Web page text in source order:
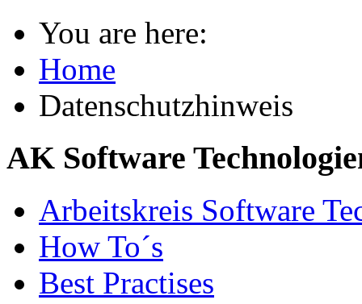
You are here:
Home
Datenschutzhinweis
AK Software
Arbeitskreis Software
How To´s
Best Practises